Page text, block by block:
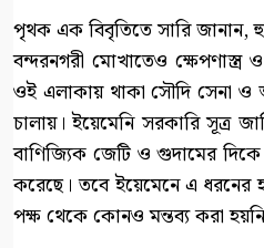
পৃথক এক বিবৃতিতে সারি জানান,
বন্দরনগরী মোখাতেও ক্ষেপণাস্ত্র
ওই এলাকায় থাকা সৌদি সেনা ও
চালায়। ইয়েমেনি সরকারি সূত্র
বাণিজ্যিক জেটি ও গুদামের
করেছে। তবে ইয়েমেনে এ ধরনের
পক্ষ থেকে কোনও মন্তব্য করা